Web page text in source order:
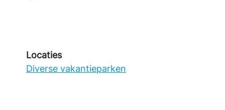
Locaties
Diverse vakantieparken